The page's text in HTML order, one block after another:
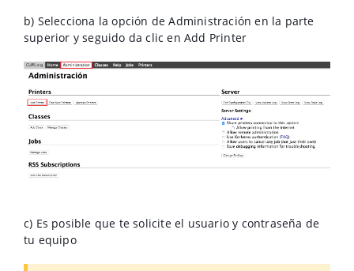
b) Selecciona la opción de Administración en la parte
superior y seguido da clic en Add Printer
c) Es posible que te solicite el usuario y contraseña de
tu equipo